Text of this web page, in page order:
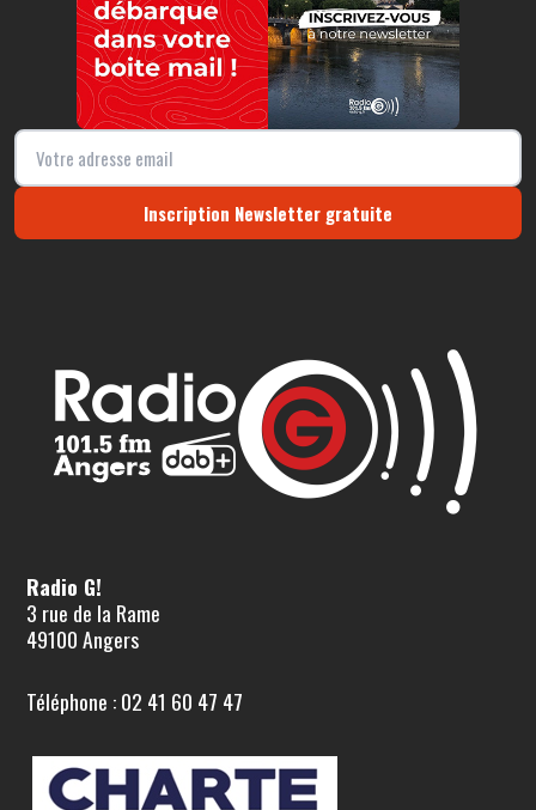
Inscription Newsletter gratuite
Radio G!
3 rue de la Rame
49100 Angers
Téléphone : 02 41 60 47 47